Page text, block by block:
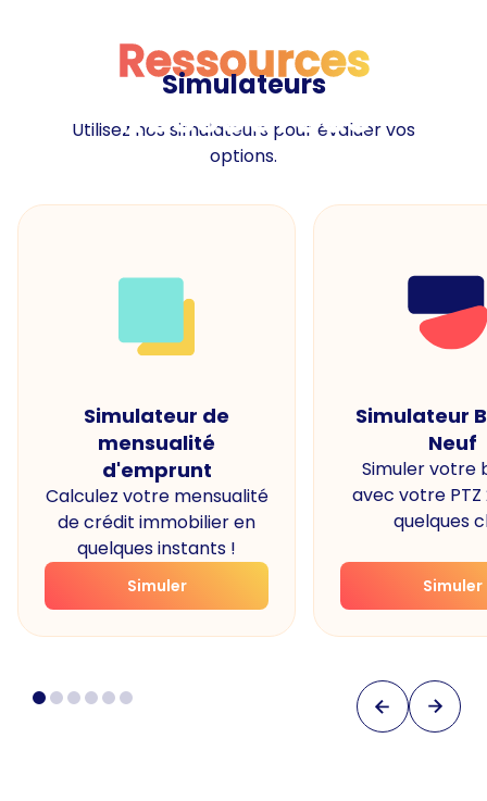
Ressources
Ressources
Simulateurs
Utilisez nos simulateurs pour évaluer vos
options.
Simulateur de
mensualité
d'emprunt
Calculez votre mensualité
de crédit immobilier en
quelques instants !
Simuler
Simulateur
Neuf
Simuler votre
avec votre PTZ
quelques
Simuler